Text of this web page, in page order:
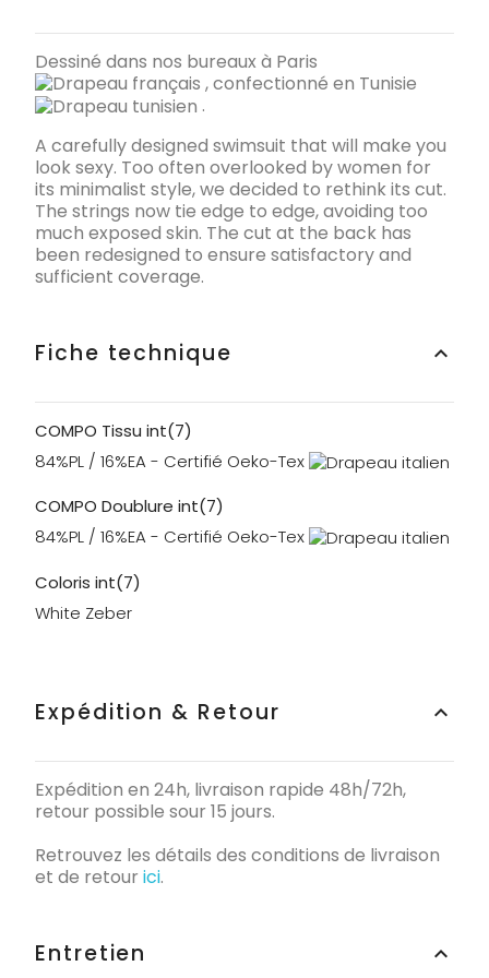
Dessiné dans nos bureaux à Paris
, confectionné en Tunisie
.
A carefully designed swimsuit that will make you
look sexy. Too often overlooked by women for
its minimalist style, we decided to rethink its cut.
The strings now tie edge to edge, avoiding too
much exposed skin. The cut at the back has
been redesigned to ensure satisfactory and
sufficient coverage.
Fiche technique keyboard_arrow_up
COMPO Tissu int(7)
84%PL / 16%EA - Certifié Oeko-Tex
COMPO Doublure int(7)
84%PL / 16%EA - Certifié Oeko-Tex
Coloris int(7)
White Zeber
Expédition & Retour keyboard_arrow_up
Expédition en 24h, livraison rapide 48h/72h,
retour possible sour 15 jours.
Retrouvez les détails des conditions de livraison
et de retour ici.
Entretien keyboard_arrow_up